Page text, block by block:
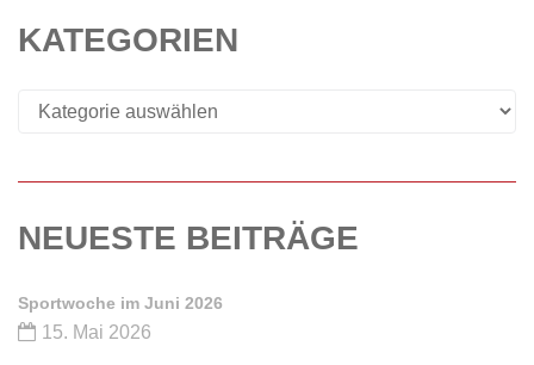
KATEGORIEN
NEUESTE BEITRÄGE
Sportwoche im Juni 2026
15. Mai 2026